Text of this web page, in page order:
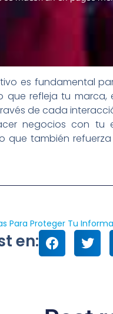
es fundamental
refleja tu marca,
de cada
negocios con tu
que también
Para Proteger Tu
en: